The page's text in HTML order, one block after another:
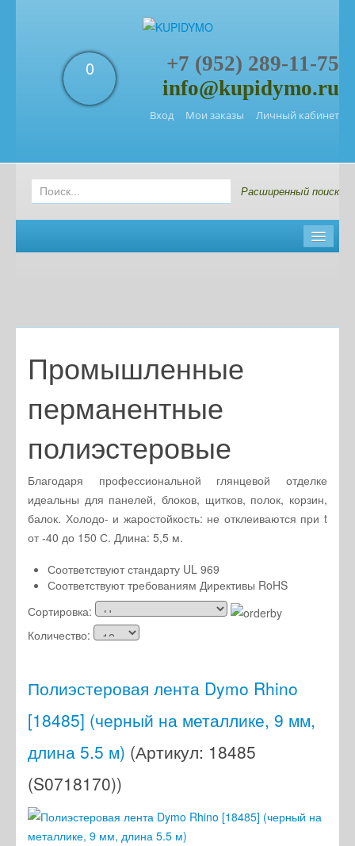
+7 (952) 289-11-75
info@kupidymo.ru
Вход Мои заказы Личный кабинет
0
Расширенный поиск
Оплата и доставка
Скачать каталог DYMO
Инструкции
Полезная информация
Промышленные
перманентные
полиэстеровые
Благодаря профессиональной глянцевой отделке
идеальны для панелей, блоков, щитков, полок, корзин,
балок. Холодо- и жаростойкость: не отклеиваются при t
от -40 до 150 С. Длина: 5,5 м.
Соответствуют стандарту UL 969
Соответствуют требованиям Директивы RoHS
Сортировка:
Количество:
Полиэстеровая лента Dymo Rhino
[18485] (черный на металлике, 9 мм,
длина 5.5 м) (Артикул: 18485
(S0718170))